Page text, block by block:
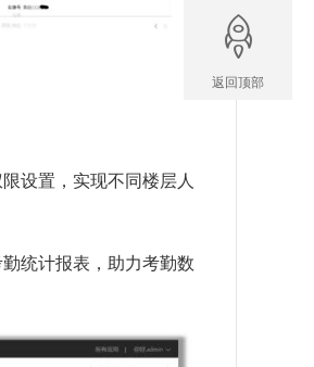
设置，实现不同楼层人
统计报表，助力考勤数
返回顶部